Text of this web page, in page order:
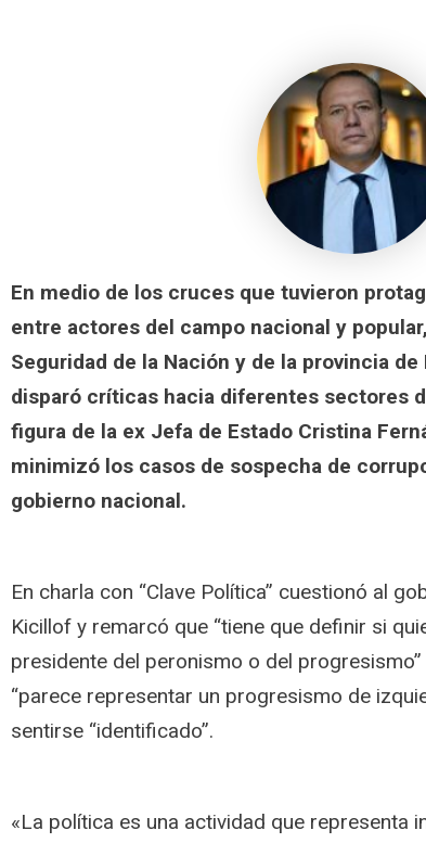
En medio de los cruces que tuvieron
entre actores del campo nacional y
Seguridad de la Nación y de la provincia
disparó críticas hacia diferentes sectores
figura de la ex Jefa de Estado Cristina
minimizó los casos de sospecha de
gobierno nacional.
En charla con “Clave Política” cuestionó al
Kicillof y remarcó que “tiene que definir si
presidente del peronismo o del
“parece representar un progresismo de
sentirse “identificado”.
«La política es una actividad que representa